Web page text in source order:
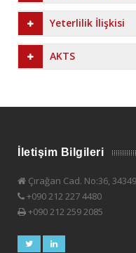
Yeterlilik İlişkisi
AKTS
İletişim Bilgileri
Çırağan Cad. No:36,
+090 212 227 4480
+090 212 259 2085